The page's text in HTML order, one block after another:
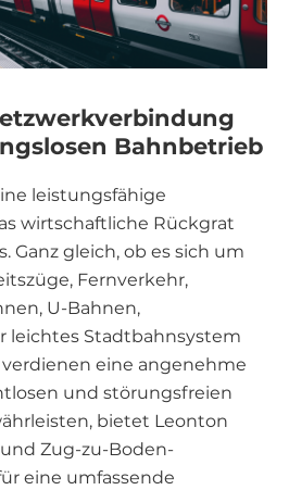
Bahnbetrieb
leistungsfähige
wirtschaftliche Rückgrat
Ganz gleich, ob es sich um
Fernverkehr,
U-Bahnen,
leichtes Stadtbahnsystem
eine angenehme
und störungsfreien
bietet Leonton
Zug-zu-Boden-
eine umfassende